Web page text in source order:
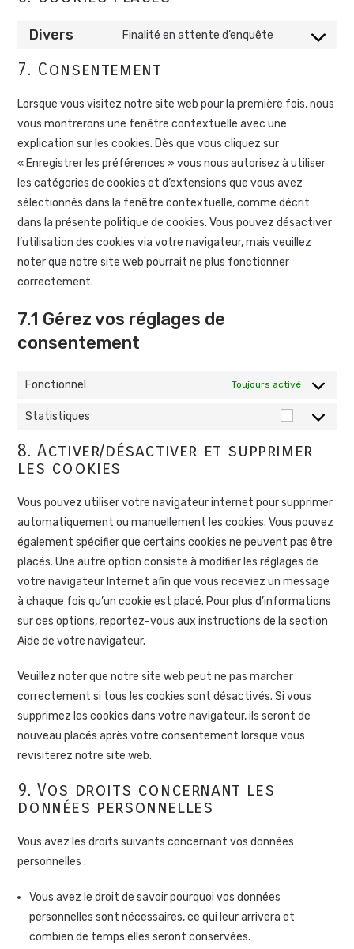
Divers Finalité en attente d’enquête
7. Consentement
Lorsque vous visitez notre site web pour la première fois, nous
vous montrerons une fenêtre contextuelle avec une
explication sur les cookies. Dès que vous cliquez sur
« Enregistrer les préférences » vous nous autorisez à utiliser
les catégories de cookies et d’extensions que vous avez
sélectionnés dans la fenêtre contextuelle, comme décrit
dans la présente politique de cookies. Vous pouvez désactiver
l’utilisation des cookies via votre navigateur, mais veuillez
noter que notre site web pourrait ne plus fonctionner
correctement.
7.1 Gérez vos réglages de
consentement
Fonctionnel Toujours activé
Statistiques
8. Activer/désactiver et supprimer
les cookies
Vous pouvez utiliser votre navigateur internet pour supprimer
automatiquement ou manuellement les cookies. Vous pouvez
également spécifier que certains cookies ne peuvent pas être
placés. Une autre option consiste à modifier les réglages de
votre navigateur Internet afin que vous receviez un message
à chaque fois qu’un cookie est placé. Pour plus d’informations
sur ces options, reportez-vous aux instructions de la section
Aide de votre navigateur.
Veuillez noter que notre site web peut ne pas marcher
correctement si tous les cookies sont désactivés. Si vous
supprimez les cookies dans votre navigateur, ils seront de
nouveau placés après votre consentement lorsque vous
revisiterez notre site web.
9. Vos droits concernant les
données personnelles
Vous avez les droits suivants concernant vos données
personnelles :
Vous avez le droit de savoir pourquoi vos données
personnelles sont nécessaires, ce qui leur arrivera et
combien de temps elles seront conservées.